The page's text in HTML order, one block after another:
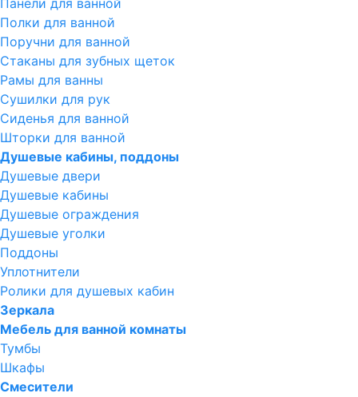
Панели для ванной
Полки для ванной
Поручни для ванной
Стаканы для зубных щеток
Рамы для ванны
Сушилки для рук
Сиденья для ванной
Шторки для ванной
Душевые кабины, поддоны
Душевые двери
Душевые кабины
Душевые ограждения
Душевые уголки
Поддоны
Уплотнители
Ролики для душевых кабин
Зеркала
Мебель для ванной комнаты
Тумбы
Шкафы
Смесители